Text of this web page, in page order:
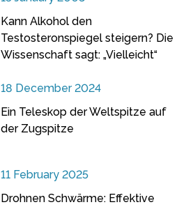
Kann Alkohol den
Testosteronspiegel steigern? Die
Wissenschaft sagt: „Vielleicht“
18 December 2024
Ein Teleskop der Weltspitze auf
der Zugspitze
11 February 2025
Drohnen Schwärme: Effektive